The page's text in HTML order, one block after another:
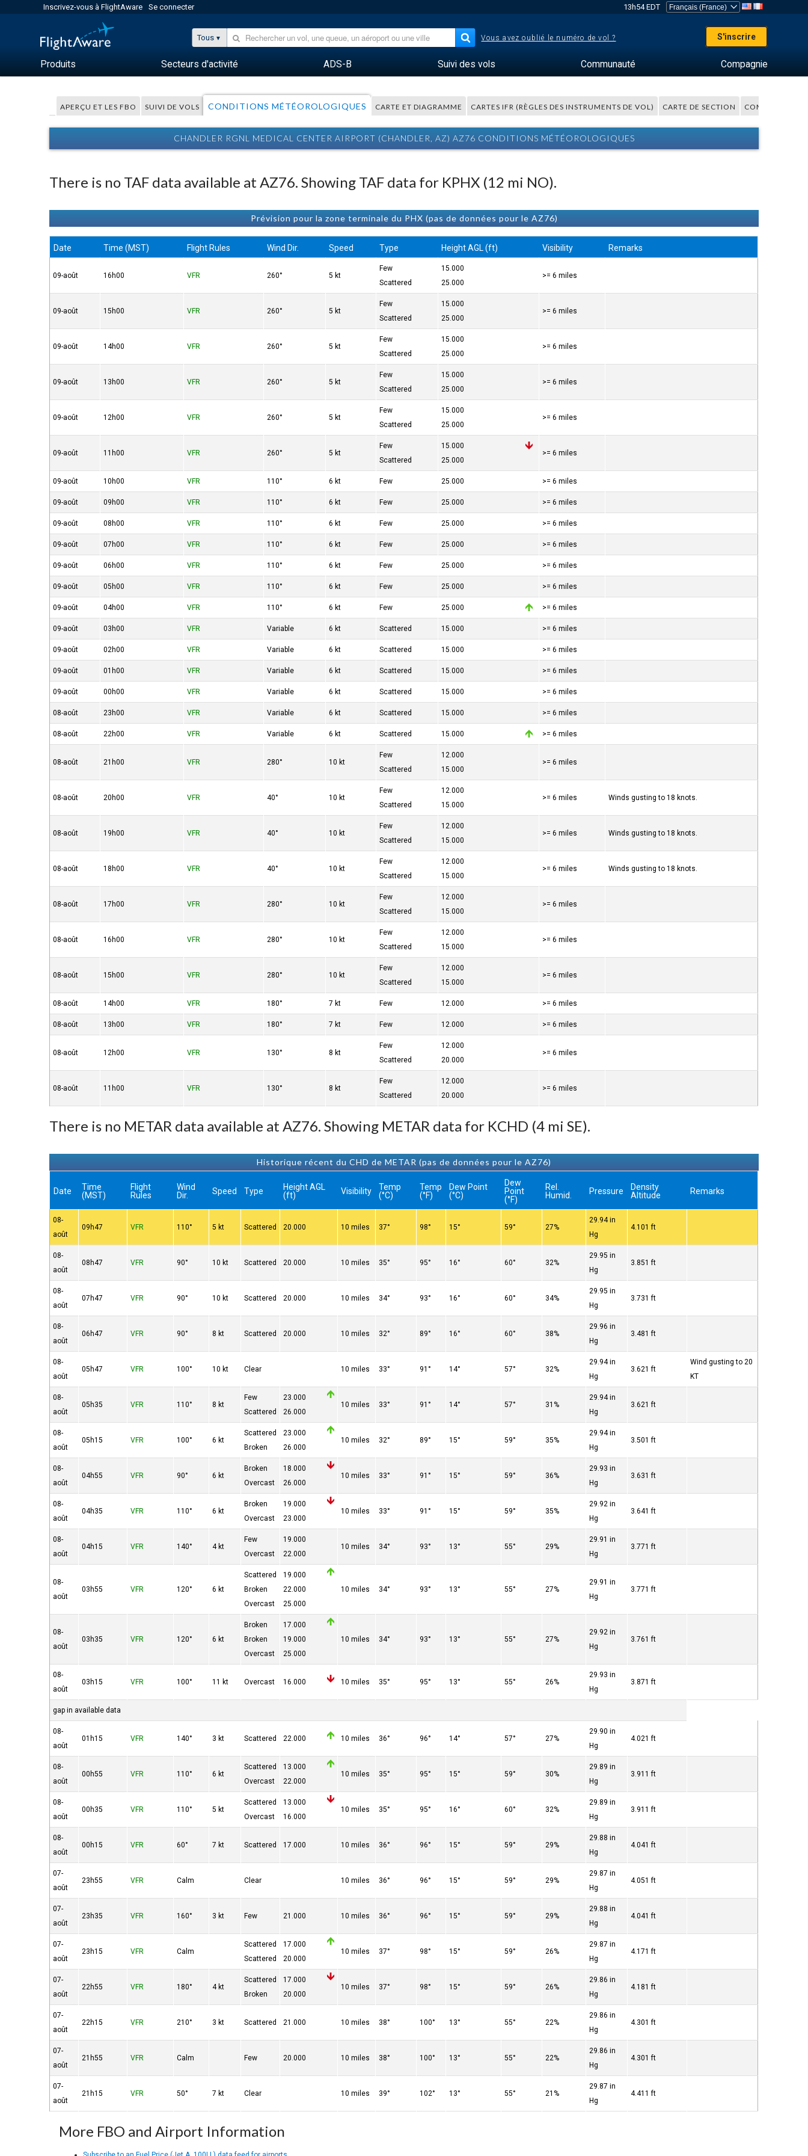
Inscrivez-vous à FlightAware Se connecter 13h54 EDT
Tous Vous avez oublié le numéro de vol ? S'inscrire
Produits Secteurs d'activité ADS-B Suivi des vols Communauté Compagnie
APERÇU ET LES FBO SUIVI DE VOLS CONDITIONS MÉTÉOROLOGIQUES CARTE ET DIAGRAMME CARTES IFR (RÈGLES DES INSTRUMENTS DE VOL) CARTE DE SECTION COMMENTAIRES
CHANDLER RGNL MEDICAL CENTER AIRPORT (CHANDLER, AZ) AZ76 CONDITIONS MÉTÉOROLOGIQUES
There is no TAF data available at AZ76. Showing TAF data for KPHX (12 mi NO).
Prévision pour la zone terminale du PHX (pas de données pour le AZ76)
Date Time (MST) Flight Rules Wind Dir. Speed Type Height AGL (ft) Visibility Remarks
09-août 16h00 VFR 260° 5 kt
Few
Scattered
15.000
25.000
>= 6 miles
09-août 15h00 VFR 260° 5 kt
Few
Scattered
15.000
25.000
>= 6 miles
09-août 14h00 VFR 260° 5 kt
Few
Scattered
15.000
25.000
>= 6 miles
09-août 13h00 VFR 260° 5 kt
Few
Scattered
15.000
25.000
>= 6 miles
09-août 12h00 VFR 260° 5 kt
Few
Scattered
15.000
25.000
>= 6 miles
09-août 11h00 VFR 260° 5 kt
Few
Scattered
15.000
25.000
>= 6 miles
09-août 10h00 VFR 110° 6 kt Few 25.000 >= 6 miles
09-août 09h00 VFR 110° 6 kt Few 25.000 >= 6 miles
09-août 08h00 VFR 110° 6 kt Few 25.000 >= 6 miles
09-août 07h00 VFR 110° 6 kt Few 25.000 >= 6 miles
09-août 06h00 VFR 110° 6 kt Few 25.000 >= 6 miles
09-août 05h00 VFR 110° 6 kt Few 25.000 >= 6 miles
09-août 04h00 VFR 110° 6 kt Few 25.000 >= 6 miles
09-août 03h00 VFR Variable 6 kt Scattered 15.000 >= 6 miles
09-août 02h00 VFR Variable 6 kt Scattered 15.000 >= 6 miles
09-août 01h00 VFR Variable 6 kt Scattered 15.000 >= 6 miles
09-août 00h00 VFR Variable 6 kt Scattered 15.000 >= 6 miles
08-août 23h00 VFR Variable 6 kt Scattered 15.000 >= 6 miles
08-août 22h00 VFR Variable 6 kt Scattered 15.000 >= 6 miles
08-août 21h00 VFR 280° 10 kt
Few
Scattered
12.000
15.000
>= 6 miles
08-août 20h00 VFR 40° 10 kt
Few
Scattered
12.000
15.000
>= 6 miles Winds gusting to 18 knots.
08-août 19h00 VFR 40° 10 kt
Few
Scattered
12.000
15.000
>= 6 miles Winds gusting to 18 knots.
08-août 18h00 VFR 40° 10 kt
Few
Scattered
12.000
15.000
>= 6 miles Winds gusting to 18 knots.
08-août 17h00 VFR 280° 10 kt
Few
Scattered
12.000
15.000
>= 6 miles
08-août 16h00 VFR 280° 10 kt
Few
Scattered
12.000
15.000
>= 6 miles
08-août 15h00 VFR 280° 10 kt
Few
Scattered
12.000
15.000
>= 6 miles
08-août 14h00 VFR 180° 7 kt Few 12.000 >= 6 miles
08-août 13h00 VFR 180° 7 kt Few 12.000 >= 6 miles
08-août 12h00 VFR 130° 8 kt
Few
Scattered
12.000
20.000
>= 6 miles
08-août 11h00 VFR 130° 8 kt
Few
Scattered
12.000
20.000
>= 6 miles
There is no METAR data available at AZ76. Showing METAR data for KCHD (4 mi SE).
Historique récent du CHD de METAR (pas de données pour le AZ76)
Date
Time
(MST)
Flight
Rules
Wind
Dir.
Speed Type
Height AGL
(ft)
Visibility
Temp
(°C)
Temp
(°F)
Dew Point
(°C)
Dew
Point
(°F)
Rel.
Humid.
Pressure
Density
Altitude
Remarks
08-
août
09h47 VFR 110° 5 kt Scattered 20.000 10 miles 37° 98° 15° 59° 27%
29.94 in
Hg
4.101 ft
08-
août
08h47 VFR 90° 10 kt Scattered 20.000 10 miles 35° 95° 16° 60° 32%
29.95 in
Hg
3.851 ft
08-
août
07h47 VFR 90° 10 kt Scattered 20.000 10 miles 34° 93° 16° 60° 34%
29.95 in
Hg
3.731 ft
08-
août
06h47 VFR 90° 8 kt Scattered 20.000 10 miles 32° 89° 16° 60° 38%
29.96 in
Hg
3.481 ft
08-
août
05h47 VFR 100° 10 kt Clear 10 miles 33° 91° 14° 57° 32%
29.94 in
Hg
3.621 ft
Wind gusting to 20
KT
08-
août
05h35 VFR 110° 8 kt
Few
Scattered
23.000
26.000
10 miles 33° 91° 14° 57° 31%
29.94 in
Hg
3.621 ft
08-
août
05h15 VFR 100° 6 kt
Scattered
Broken
23.000
26.000
10 miles 32° 89° 15° 59° 35%
29.94 in
Hg
3.501 ft
08-
août
04h55 VFR 90° 6 kt
Broken
Overcast
18.000
26.000
10 miles 33° 91° 15° 59° 36%
29.93 in
Hg
3.631 ft
08-
août
04h35 VFR 110° 6 kt
Broken
Overcast
19.000
23.000
10 miles 33° 91° 15° 59° 35%
29.92 in
Hg
3.641 ft
08-
août
04h15 VFR 140° 4 kt
Few
Overcast
19.000
22.000
10 miles 34° 93° 13° 55° 29%
29.91 in
Hg
3.771 ft
08-
août
03h55 VFR 120° 6 kt
Scattered
Broken
Overcast
19.000
22.000
25.000
10 miles 34° 93° 13° 55° 27%
29.91 in
Hg
3.771 ft
08-
août
03h35 VFR 120° 6 kt
Broken
Broken
Overcast
17.000
19.000
25.000
10 miles 34° 93° 13° 55° 27%
29.92 in
Hg
3.761 ft
08-
août
03h15 VFR 100° 11 kt Overcast 16.000 10 miles 35° 95° 13° 55° 26%
29.93 in
Hg
3.871 ft
gap in available data
08-
août
01h15 VFR 140° 3 kt Scattered 22.000 10 miles 36° 96° 14° 57° 27%
29.90 in
Hg
4.021 ft
08-
août
00h55 VFR 110° 6 kt
Scattered
Overcast
13.000
22.000
10 miles 35° 95° 15° 59° 30%
29.89 in
Hg
3.911 ft
08-
août
00h35 VFR 110° 5 kt
Scattered
Overcast
13.000
16.000
10 miles 35° 95° 16° 60° 32%
29.89 in
Hg
3.911 ft
08-
août
00h15 VFR 60° 7 kt Scattered 17.000 10 miles 36° 96° 15° 59° 29%
29.88 in
Hg
4.041 ft
07-
août
23h55 VFR Calm Clear 10 miles 36° 96° 15° 59° 29%
29.87 in
Hg
4.051 ft
07-
août
23h35 VFR 160° 3 kt Few 21.000 10 miles 36° 96° 15° 59° 29%
29.88 in
Hg
4.041 ft
07-
août
23h15 VFR Calm
Scattered
Scattered
17.000
20.000
10 miles 37° 98° 15° 59° 26%
29.87 in
Hg
4.171 ft
07-
août
22h55 VFR 180° 4 kt
Scattered
Broken
17.000
20.000
10 miles 37° 98° 15° 59° 26%
29.86 in
Hg
4.181 ft
07-
août
22h15 VFR 210° 3 kt Scattered 21.000 10 miles 38° 100° 13° 55° 22%
29.86 in
Hg
4.301 ft
07-
août
21h55 VFR Calm Few 20.000 10 miles 38° 100° 13° 55° 22%
29.86 in
Hg
4.301 ft
07-
août
21h15 VFR 50° 7 kt Clear 10 miles 39° 102° 13° 55° 21%
29.87 in
Hg
4.411 ft
More FBO and Airport Information